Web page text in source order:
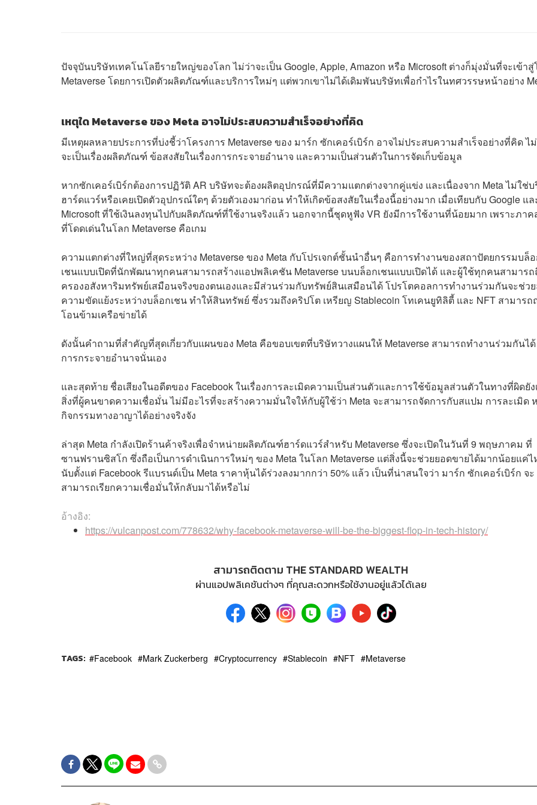
ปัจจุบันบริษัทเทคโนโลยีรายใหญ่ของโลก ไม่ว่าจะเป็น Google, Apple, Amazon หรือ Microsoft ต่างก็มุ่งมั่นที่จะเข้าสู่
Metaverse โดยการเปิดตัวผลิตภัณฑ์และบริการใหม่ๆ แต่พวกเขาไม่ได้เดิมพันบริษัทเพื่อกำไรในทศวรรษหน้าอย่าง
เหตุใด Metaverse ของ Meta อาจไม่ประสบความสำเร็จอย่างที่คิด
มีเหตุผลหลายประการที่บ่งชี้ว่าโครงการ Metaverse ของ มาร์ก ซักเคอร์เบิร์ก อาจไม่ประสบความสำเร็จอย่างที่คิด ไ
จะเป็นเรื่องผลิตภัณฑ์ ข้อสงสัยในเรื่องการกระจายอำนาจ และความเป็นส่วนตัวในการจัดเก็บข้อมูล
หากซักเคอร์เบิร์กต้องการปฏิวัติ AR บริษัทจะต้องผลิตอุปกรณ์ที่มีความแตกต่างจากคู่แข่ง และเนื่องจาก Meta ไม่ใช่
ฮาร์ดแวร์หรือเคยเปิดตัวอุปกรณ์ใดๆ ด้วยตัวเองมาก่อน ทำให้เกิดข้อสงสัยในเรื่องนี้อย่างมาก เมื่อเทียบกับ Google แล
Microsoft ที่ใช้เงินลงทุนไปกับผลิตภัณฑ์ที่ใช้งานจริงแล้ว นอกจากนี้ชุดหูฟัง VR ยังมีการใช้งานที่น้อยมาก เพราะภา
ที่โดดเด่นในโลก Metaverse คือเกม
ความแตกต่างที่ใหญ่ที่สุดระหว่าง Metaverse ของ Meta กับโปรเจกต์ชั้นนำอื่นๆ คือการทำงานของสถาปัตยกรรมบล็
เชนแบบเปิดที่นักพัฒนาทุกคนสามารถสร้างแอปพลิเคชัน Metaverse บนบล็อกเชนแบบเปิดได้ และผู้ใช้ทุกคนสามารถ
ครองอสังหาริมทรัพย์เสมือนจริงของตนเองและมีส่วนร่วมกับทรัพย์สินเสมือนได้ โปรโตคอลการทำงานร่วมกันจะช่ว
ความขัดแย้งระหว่างบล็อกเชน ทำให้สินทรัพย์ ซึ่งรวมถึงคริปโต เหรียญ Stablecoin โทเคนยูทิลิตี้ และ NFT สามารถ
โอนข้ามเครือข่ายได้
ดังนั้นคำถามที่สำคัญที่สุดเกี่ยวกับแผนของ Meta คือขอบเขตที่บริษัทวางแผนให้ Metaverse สามารถทำงานร่วมกันได้
การกระจายอำนาจนั่นเอง
และสุดท้าย ชื่อเสียงในอดีตของ Facebook ในเรื่องการละเมิดความเป็นส่วนตัวและการใช้ข้อมูลส่วนตัวในทางที่ผิดยัง
สิ่งที่ผู้คนขาดความเชื่อมั่น ไม่มีอะไรที่จะสร้างความมั่นใจให้กับผู้ใช้ว่า Meta จะสามารถจัดการกับสแปม การละเมิด
กิจกรรมทางอาญาได้อย่างจริงจัง
ล่าสุด Meta กำลังเปิดร้านค้าจริงเพื่อจำหน่ายผลิตภัณฑ์ฮาร์ดแวร์สำหรับ Metaverse ซึ่งจะเปิดในวันที่ 9 พฤษภาคม ที่
ซานฟรานซิสโก ซึ่งถือเป็นการดำเนินการใหม่ๆ ของ Meta ในโลก Metaverse แต่สิ่งนี้จะช่วยยอดขายได้มากน้อยแค่
นับตั้งแต่ Facebook รีแบรนด์เป็น Meta ราคาหุ้นได้ร่วงลงมากกว่า 50% แล้ว เป็นที่น่าสนใจว่า มาร์ก ซักเคอร์เบิร์ก จะ
สามารถเรียกความเชื่อมั่นให้กลับมาได้หรือไม่
อ้างอิง:
https://vulcanpost.com/778632/why-facebook-metaverse-will-be-the-biggest-flop-in-tech-history/
สามารถติดตาม THE STANDARD WEALTH
ผ่านแอปพลิเคชันต่างๆ ที่คุณสะดวกหรือใช้งานอยู่แล้วได้เลย
TAGS: Facebook Mark Zuckerberg Cryptocurrency Stablecoin NFT Metaverse